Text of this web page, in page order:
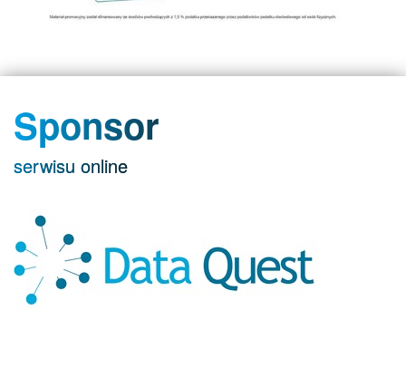
Sponsor
serwisu online